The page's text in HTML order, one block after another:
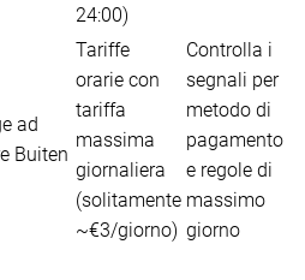
24:00)
ad
Buiten
Tariffe
orarie con
tariffa
massima
giornaliera
(solitamente
~€3/giorno)
Controlla i
segnali per
metodo di
pagamento
e regole di
massimo
giorno